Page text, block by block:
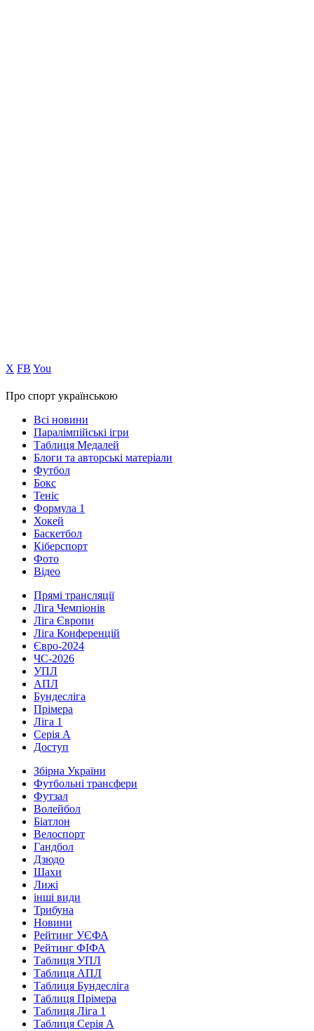
Х FB You
Про спорт українською
Всі новини
Паралімпійські ігри
Таблиця Медалей
Блоги та авторські матеріали
Футбол
Бокс
Теніс
Формула 1
Хокей
Баскетбол
Кіберспорт
Фото
Відео
Прямі трансляції
Ліга Чемпіонів
Ліга Європи
Ліга Конференцій
Євро-2024
ЧС-2026
УПЛ
АПЛ
Бундесліга
Прімера
Ліга 1
Серія А
Доступ
Збірна України
Футбольні трансфери
Футзал
Волейбол
Біатлон
Велоспорт
Гандбол
Дзюдо
Шахи
Лижі
інші види
Трибуна
Новини
Рейтинг УЄФА
Рейтинг ФІФА
Таблиця УПЛ
Таблиця АПЛ
Таблиця Бундесліга
Таблиця Прімера
Таблиця Ліга 1
Таблиця Серія А